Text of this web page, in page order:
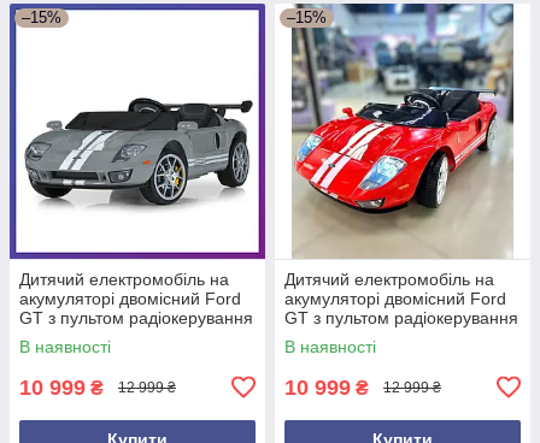
–15%
Дитячий електромобіль на
акумуляторі двомісний Ford
GT з пультом радіокерування
для дітей 3-8 років Сірий
В наявності
10 999 ₴ 12 999 ₴
Купити
–15%
Дитячий електромобіль на
акумуляторі двомісний Ford
GT з пультом радіокерування
для дітей 3-8 років Червоний
В наявності
10 999 ₴ 12 999 ₴
Купити